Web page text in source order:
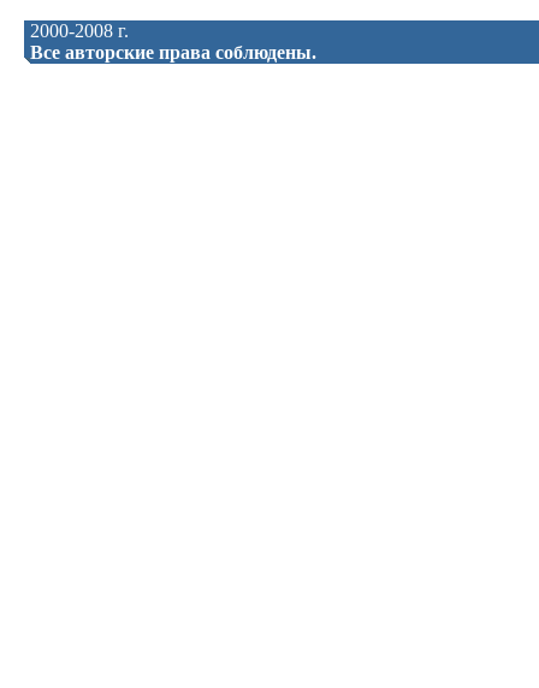
2000-2008 г.
Все авторские права соблюдены.